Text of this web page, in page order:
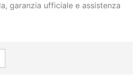
garanzia ufficiale e assistenza